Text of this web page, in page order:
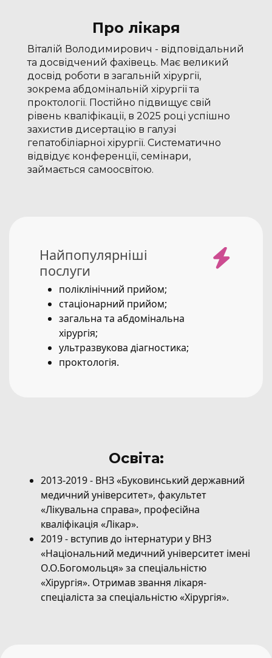
Про лікаря
Віталій Володимирович - відповідальний
та досвідчений фахівець. Має великий
досвід роботи в загальній хірургії,
зокрема абдомінальній хірургії та
проктології. Постійно підвищує свій
рівень кваліфікації, в 2025 році успішно
захистив дисертацію в галузі
гепатобіліарної хірургії. Систематично
відвідує конференції, семінари,
займається самоосвітою.
Найпопулярніші
послуги
поліклінічний прийом;
стаціонарний прийом;
загальна та абдомінальна
хірургія;
ультразвукова діагностика;
проктологія.
Освіта:
2013-2019 - ВНЗ «Буковинський державний
медичний університет», факультет
«Лікувальна справа», професійна
кваліфікація «Лікар».
2019 - вступив до інтернатури у ВНЗ
«Національний медичний університет імені
О.О.Богомольця» за спеціальністю
«Хірургія». Отримав звання лікаря-
спеціаліста за спеціальністю «Хірургія».